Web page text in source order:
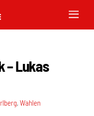
– Lukas
,Wahlen